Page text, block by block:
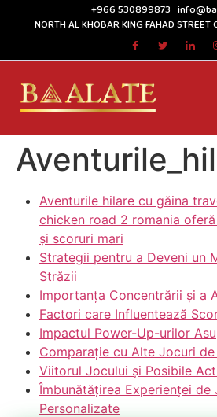
+966 530899873
NORTH AL KHOBAR KING FAHAD STREET
Aventurile hilare cu găina
chicken road 2 romania
și scoruri mari
Strategii pentru a Deveni un
Străzii
Importanța Concentrării și a
Factori care Influentează
Impactul Power-Up-urilor
Comparație cu Alte Jocuri
Viitorul Jocului și Posibile
Îmbunătățirea Experienței de
Personalizate